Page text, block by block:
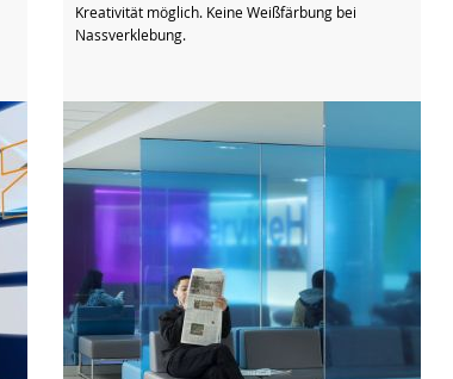
Kreativität möglich. Keine Weißfärbung bei
Nassverklebung.